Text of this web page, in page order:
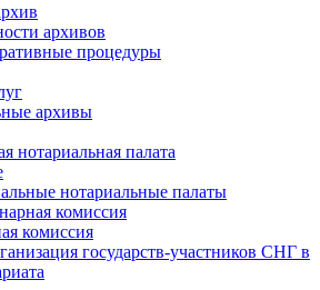
архивов
процедуры
архивы
нотариальная палата
нотариальные палаты
комиссия
комиссия
государств-участников СНГ в